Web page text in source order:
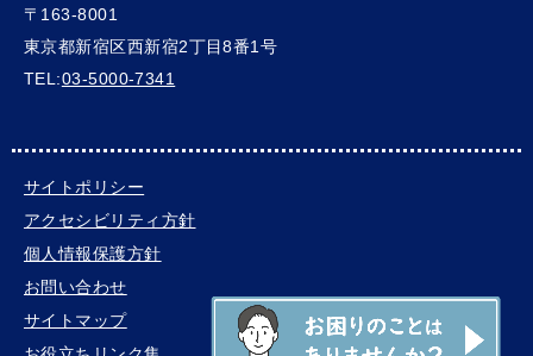
〒163-8001
東京都新宿区西新宿2丁目8番1号
TEL:03-5000-7341
サイトポリシー
アクセシビリティ方針
個人情報保護方針
お問い合わせ
サイトマップ